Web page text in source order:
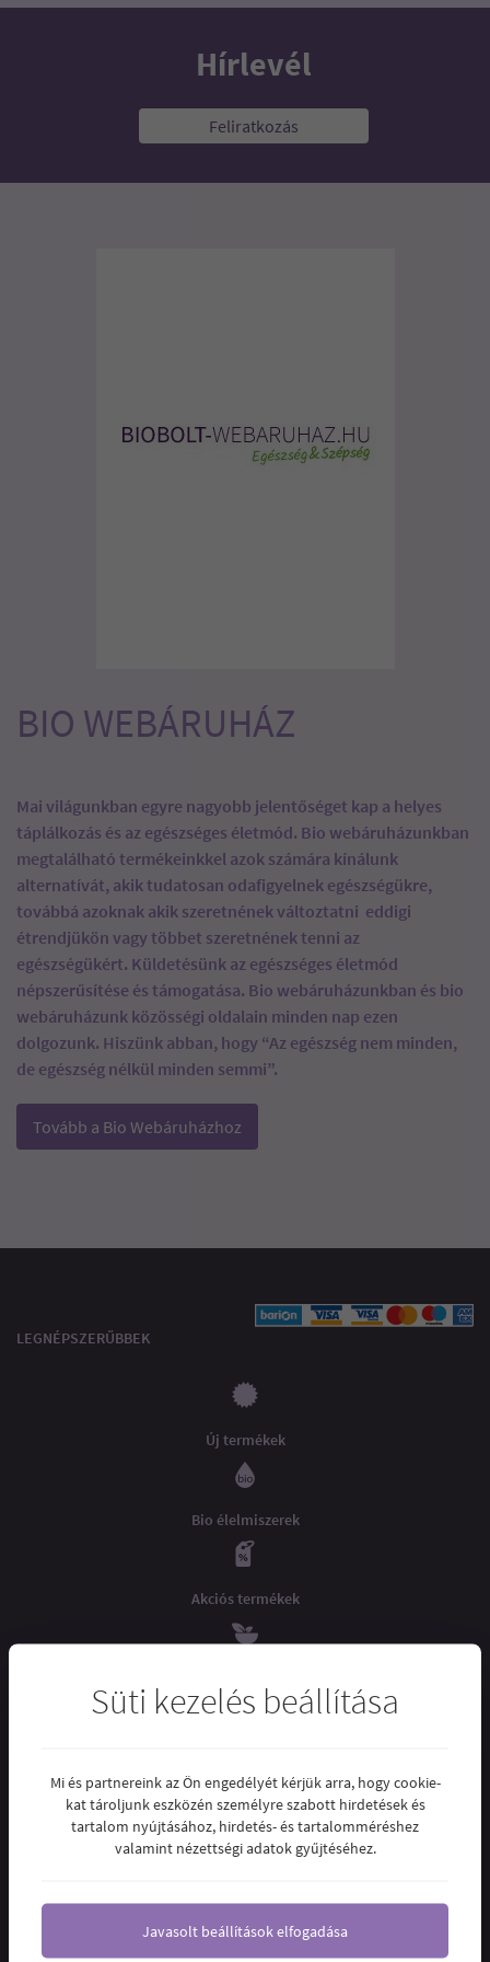
Hírlevél
Feliratkozás
BIO WEBÁRUHÁZ
Mai világunkban egyre nagyobb jelentőséget kap a helyes
táplálkozás és az egészséges életmód. Bio webáruházunkban
megtalálható termékeinkkel azok számára kínálunk
alternatívát, akik tudatosan odafigyelnek egészségükre,
továbbá azoknak akik szeretnének változtatni eddigi
étrendjükön vagy többet szeretnének tenni az
egészségükért. Küldetésünk az egészséges életmód
népszerűsítése és támogatása. Bio webáruházunkban és bio
webáruházunk közösségi oldalain minden nap ezen
dolgozunk. Hiszünk abban, hogy “Az egészség nem minden,
de egészség nélkül minden semmi”.
Tovább a Bio Webáruházhoz
LEGNÉPSZERŰBBEK
Új termékek
Bio élelmiszerek
Akciós termékek
Cukormentes
KAPCSOLAT
Süti kezelés beállítása
Mi és partnereink az Ön engedélyét kérjük arra, hogy cookie-
kat tároljunk eszközén személyre szabott hirdetések és
tartalom nyújtásához, hirdetés- és tartalomméréshez
valamint nézettségi adatok gyűjtéséhez.
Javasolt beállítások elfogadása